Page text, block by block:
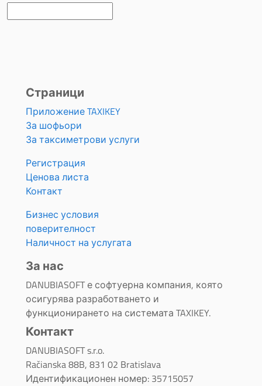
Страници
Приложение TAXIKEY
За шофьори
За таксиметрови услуги
Регистрация
Ценова листа
Контакт
Бизнес условия
поверителност
Наличност на услугата
За нас
DANUBIASOFT е софтуерна компания, която
осигурява разработването и
функционирането на системата TAXIKEY.
Контакт
DANUBIASOFT s.r.o.
Račianska 88B, 831 02 Bratislava
Идентификационен номер: 35715057